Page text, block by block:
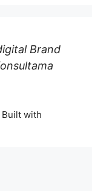
Brand
Built with